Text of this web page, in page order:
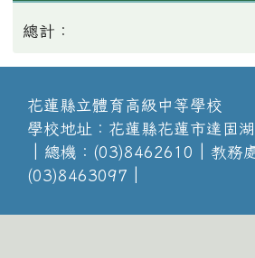
總計：
花蓮縣立體育高級中等學校
學校地址：花蓮縣花蓮市達固
│總機：(03)8462610│教務處
(03)8463097│